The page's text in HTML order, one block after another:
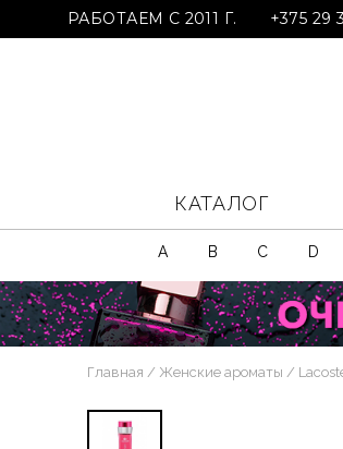
РАБОТАЕМ С 2011 Г. +375 29
КАТАЛОГ
A B C D
Главная Женские ароматы